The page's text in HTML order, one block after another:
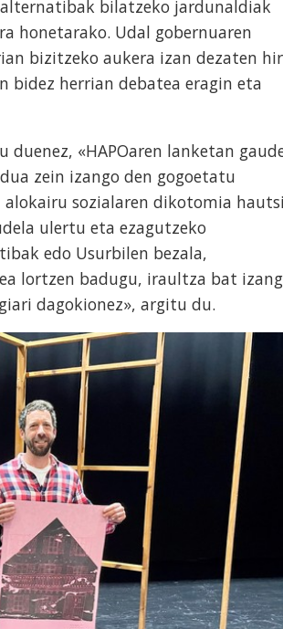
bilatzeko jardunaldiak
honetarako. Udal gobernuaren
bizitzeko aukera izan dezaten
herrian debatea eragin eta
«HAPOaren lanketan
zein izango den gogoetatu
sozialaren dikotomia
ulertu eta ezagutzeko
edo Usurbilen bezala,
lortzen badugu, iraultza bat
dagokionez», argitu du.